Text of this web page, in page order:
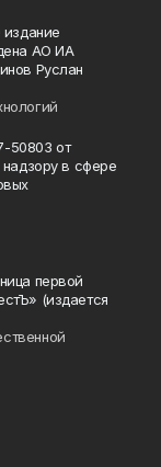
АО ИА
Руслан
50803 от
в сфере
первой
(издается